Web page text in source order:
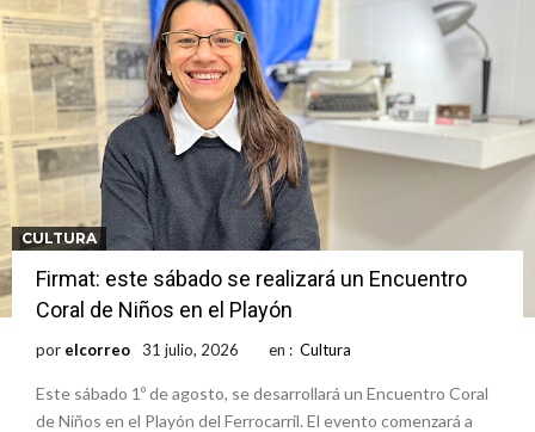
CULTURA
Firmat: este sábado se realizará un Encuentro
Coral de Niños en el Playón
por elcorreo 31 julio, 2026 en : Cultura
Este sábado 1º de agosto, se desarrollará un Encuentro Coral
de Niños en el Playón del Ferrocarril. El evento comenzará a